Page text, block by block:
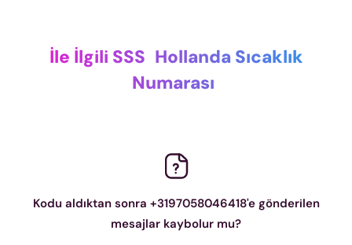
İle İlgili SSS Hollanda Sıcaklık
Numarası
Kodu aldıktan sonra +3197058046418'e gönderilen
mesajlar kaybolur mu?